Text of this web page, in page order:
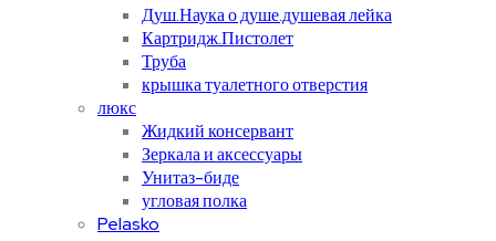
Душ.Наука о душе.душевая лейка
Картридж.Пистолет
Труба
крышка туалетного отверстия
люкс
Жидкий консервант
Зеркала и аксессуары
Унитаз-биде
угловая полка
Pelasko